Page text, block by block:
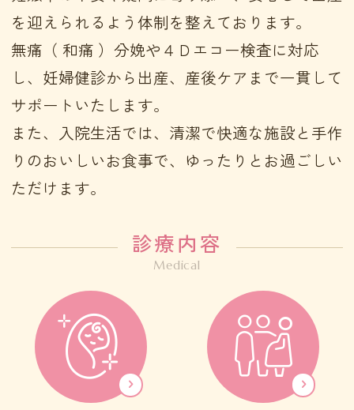
を迎えられるよう体制を整えております。
無痛（ 和痛 ）分娩や４Ｄエコー検査に対応
し、妊婦健診から出産、産後ケアまで一貫して
サポートいたします。
また、入院生活では、清潔で快適な施設と手作
りのおいしいお食事で、ゆったりとお過ごしい
ただけます。
診療内容